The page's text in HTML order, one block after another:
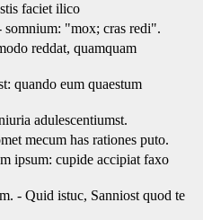
faciet ilico
somnium: "mox; cras redi".
reddat, quamquam
quando eum quaestum
adulescentiumst.
mecum has rationes puto.
ipsum: cupide accipiat faxo
- Quid istuc, Sanniost quod te